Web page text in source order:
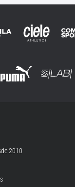
2010